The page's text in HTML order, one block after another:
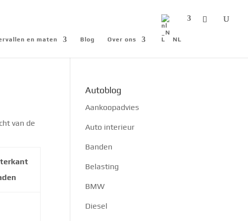
en maten Blog Over ons NL
van de
Autoblog
Aankoopadvies
Auto interieur
Banden
Belasting
BMW
Diesel